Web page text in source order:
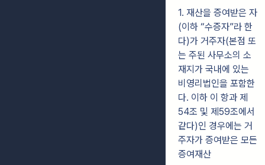
1. 재산을 증여받은 자
(이하 “수증자”라 한
다)가 거주자(본점 또
는 주된 사무소의 소
재지가 국내에 있는
비영리법인을 포함한
다. 이하 이 항과 제
54조 및 제59조에서
같다)인 경우에는 거
주자가 증여받은 모든
증여재산